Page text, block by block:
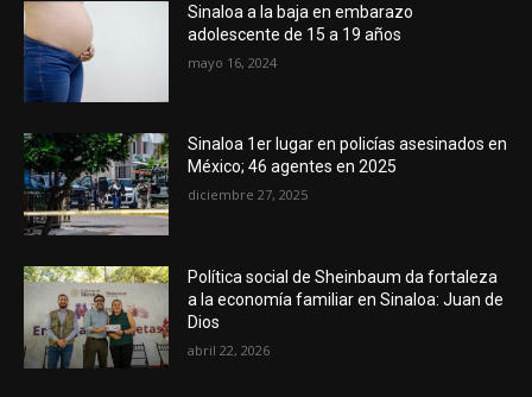
Sinaloa a la baja en embarazo
adolescente de 15 a 19 años
mayo 16, 2024
Sinaloa 1er lugar en policías asesinados en
México; 46 agentes en 2025
diciembre 27, 2025
Política social de Sheinbaum da fortaleza
a la economía familiar en Sinaloa: Juan de
Dios
abril 22, 2026